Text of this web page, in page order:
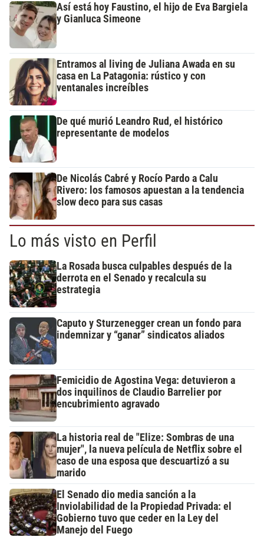
Así está hoy Faustino, el hijo de Eva Bargiela
y Gianluca Simeone
Entramos al living de Juliana Awada en su
casa en La Patagonia: rústico y con
ventanales increíbles
De qué murió Leandro Rud, el histórico
representante de modelos
De Nicolás Cabré y Rocío Pardo a Calu
Rivero: los famosos apuestan a la tendencia
slow deco para sus casas
Lo más visto en Perfil
La Rosada busca culpables después de la
derrota en el Senado y recalcula su
estrategia
Caputo y Sturzenegger crean un fondo para
indemnizar y “ganar” sindicatos aliados
Femicidio de Agostina Vega: detuvieron a
dos inquilinos de Claudio Barrelier por
encubrimiento agravado
La historia real de "Elize: Sombras de una
mujer", la nueva película de Netflix sobre el
caso de una esposa que descuartizó a su
marido
El Senado dio media sanción a la
Inviolabilidad de la Propiedad Privada: el
Gobierno tuvo que ceder en la Ley del
Manejo del Fuego